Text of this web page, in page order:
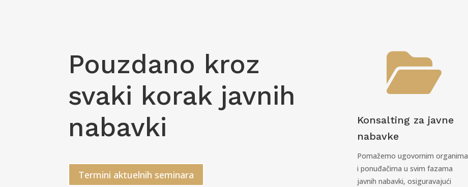
Pouzdano kroz
svaki korak javnih
nabavki
Termini aktuelnih seminara

Konsalting za javne
nabavke
Pomažemo ugovornim organima
i ponuđačima u svim fazama
javnih nabavki, osiguravajući